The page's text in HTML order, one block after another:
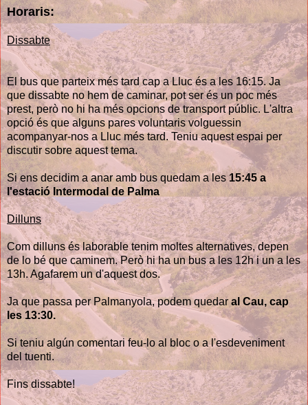
Horaris:
Dissabte
El bus que parteix més tard cap a Lluc és a les 16:15. Ja
que dissabte no hem de caminar, pot ser és un poc més
prest, però no hi ha més opcions de transport públic. L'altra
opció és que alguns pares voluntaris volguessin
acompanyar-nos a Lluc més tard. Teniu aquest espai per
discutir sobre aquest tema.
Si ens decidim a anar amb bus quedam a les15:45 a
l'estació Intermodal de Palma
Dilluns
Com dilluns és laborable tenim moltes alternatives, depen
de lo bé que caminem. Però hi ha un bus a les 12h i un a les
13h. Agafarem un d'aquest dos.
Ja que passa per Palmanyola, podem quedar al Cau, cap
les 13:30.
Si teniu algún comentari feu-lo al bloc o a l'esdeveniment
del tuenti.
Fins dissabte!